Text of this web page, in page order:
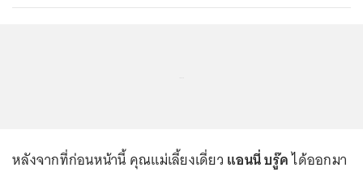
หลังจากที่ก่อนหน้านี้ คุณแม่เลี้ยงเดี่ยว แอนนี่ บรู๊คได้ออกมา